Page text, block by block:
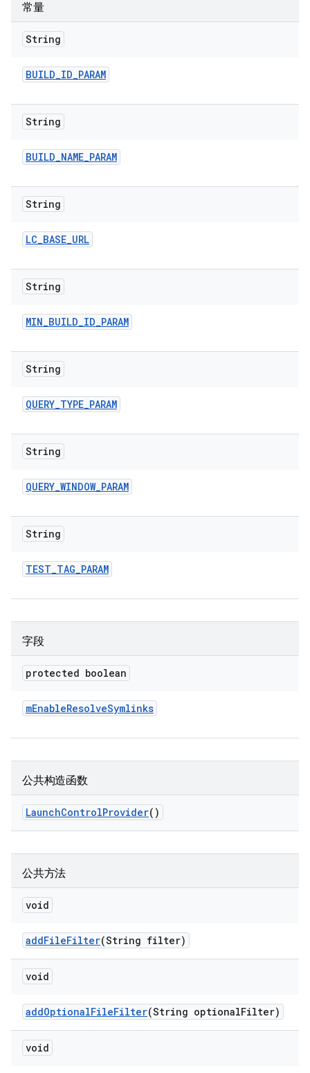
常量
String
BUILD_ID_PARAM
String
BUILD_NAME_PARAM
String
LC_BASE_URL
String
MIN_BUILD_ID_PARAM
String
QUERY_TYPE_PARAM
String
QUERY_WINDOW_PARAM
String
TEST_TAG_PARAM
字段
protected boolean
mEnableResolveSymlinks
公共构造函数
LaunchControlProvider()
公共方法
void
addFileFilter(String filter)
void
addOptionalFileFilter(String optionalFilter)
void